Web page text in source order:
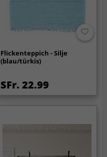
Flickenteppich - Silje
(blau/türkis)
SFr. 22.99